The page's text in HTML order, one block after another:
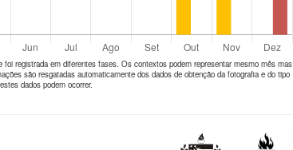
foi registrada em diferentes fases. Os contextos podem representar mesmo mês mas
são resgatadas automaticamente dos dados de obtenção da fotografia e do tipo
dados podem ocorrer.